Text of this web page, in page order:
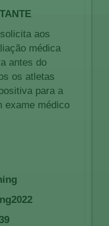
aos
médica
antes do
os atletas
para a
exame médico